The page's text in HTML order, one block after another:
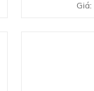
Giá: